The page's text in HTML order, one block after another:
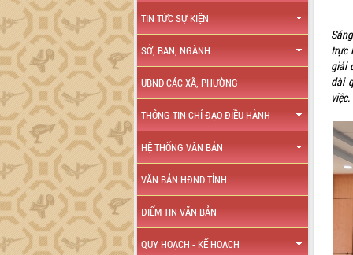
TIN TỨC SỰ KIỆN
SỞ, BAN, NGÀNH
UBND CÁC XÃ, PHƯỜNG
THÔNG TIN CHỈ ĐẠO ĐIỀU HÀNH
HỆ THỐNG VĂN BẢN
VĂN BẢN HĐND TỈNH
ĐIỂM TIN VĂN BẢN
QUY HOẠCH - KẾ HOẠCH
trực
giải
dài
việc.